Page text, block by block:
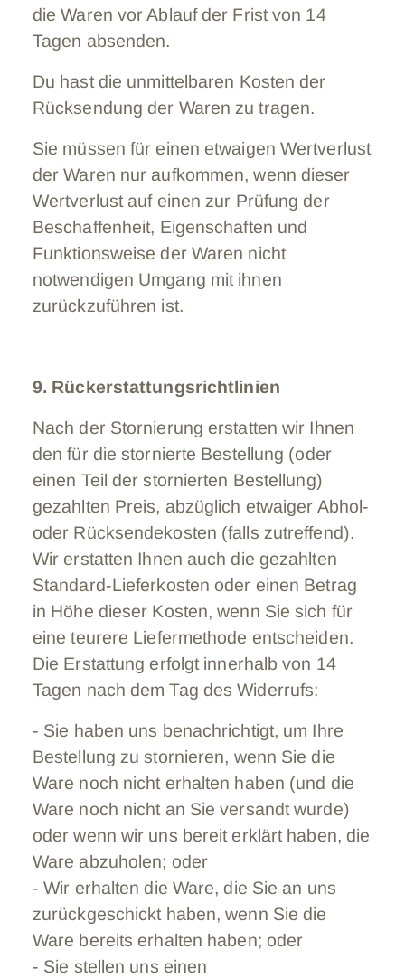
die Waren vor Ablauf der Frist von 14
Tagen absenden.
Du hast die unmittelbaren Kosten der
Rücksendung der Waren zu tragen.
Sie müssen für einen etwaigen Wertverlust
der Waren nur aufkommen, wenn dieser
Wertverlust auf einen zur Prüfung der
Beschaffenheit, Eigenschaften und
Funktionsweise der Waren nicht
notwendigen Umgang mit ihnen
zurückzuführen ist.
9. Rückerstattungsrichtlinien
Nach der Stornierung erstatten wir Ihnen
den für die stornierte Bestellung (oder
einen Teil der stornierten Bestellung)
gezahlten Preis, abzüglich etwaiger Abhol-
oder Rücksendekosten (falls zutreffend).
Wir erstatten Ihnen auch die gezahlten
Standard-Lieferkosten oder einen Betrag
in Höhe dieser Kosten, wenn Sie sich für
eine teurere Liefermethode entscheiden.
Die Erstattung erfolgt innerhalb von 14
Tagen nach dem Tag des Widerrufs:
- Sie haben uns benachrichtigt, um Ihre
Bestellung zu stornieren, wenn Sie die
Ware noch nicht erhalten haben (und die
Ware noch nicht an Sie versandt wurde)
oder wenn wir uns bereit erklärt haben, die
Ware abzuholen; oder
- Wir erhalten die Ware, die Sie an uns
zurückgeschickt haben, wenn Sie die
Ware bereits erhalten haben; oder
- Sie stellen uns einen